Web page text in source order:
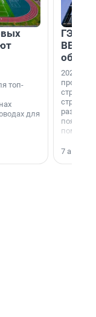
топ-
для
ГЭС,
ВВП: в
об
2026-й —
раз. В
7